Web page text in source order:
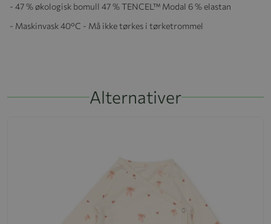
- 47 % økologisk bomull 47 % TENCEL™ Modal 6 % elastan
- Maskinvask 40°C - Må ikke tørkes i tørketrommel
Alternativer